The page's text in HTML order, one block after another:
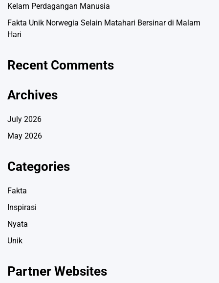
Kelam Perdagangan Manusia
Fakta Unik Norwegia Selain Matahari Bersinar di Malam
Hari
Recent Comments
Archives
July 2026
May 2026
Categories
Fakta
Inspirasi
Nyata
Unik
Partner Websites